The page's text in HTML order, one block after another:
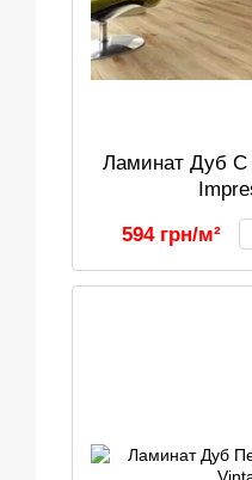
Ламинат Дуб C
594 грн/м²